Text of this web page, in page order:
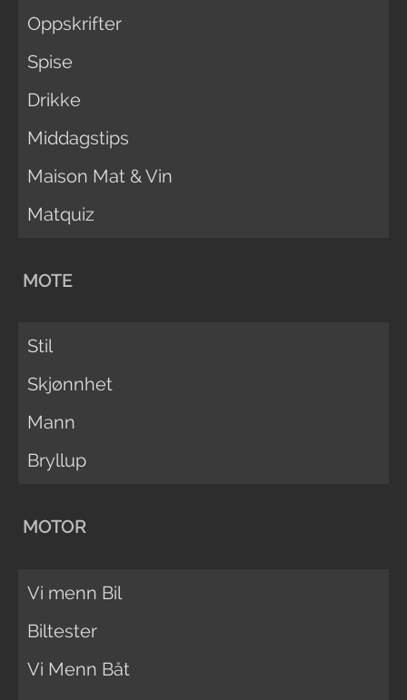
Oppskrifter
Spise
Drikke
Middagstips
Maison Mat & Vin
Matquiz
MOTE
Stil
Skjønnhet
Mann
Bryllup
MOTOR
Vi menn Bil
Biltester
Vi Menn Båt